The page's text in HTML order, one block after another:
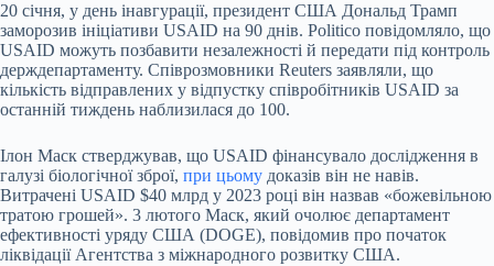
20 січня, у день інавгурації, президент США Дональд Трамп
заморозив ініціативи USAID на 90 днів. Politico повідомляло, що
USAID можуть позбавити незалежності й передати під контроль
держдепартаменту. Співрозмовники Reuters заявляли, що
кількість відправлених у відпустку співробітників USAID за
останній тиждень наблизилася до 100.
Ілон Маск стверджував, що USAID фінансувало дослідження в
галузі біологічної зброї, при цьому доказів він не навів.
Витрачені USAID $40 млрд у 2023 році він назвав «божевільною
тратою грошей». 3 лютого Маск, який очолює департамент
ефективності уряду США (DOGE), повідомив про початок
ліквідації Агентства з міжнародного розвитку США.